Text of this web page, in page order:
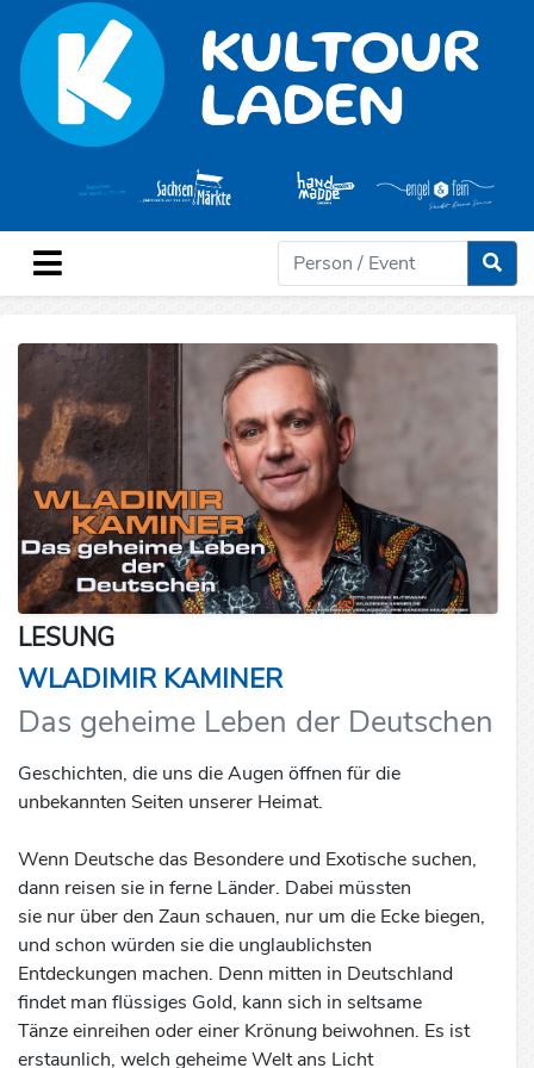
LESUNG
WLADIMIR KAMINER
Das geheime Leben der Deutschen
Geschichten, die uns die Augen öffnen für die
unbekannten Seiten unserer Heimat.
Wenn Deutsche das Besondere und Exotische suchen,
dann reisen sie in ferne Länder. Dabei müssten
sie nur über den Zaun schauen, nur um die Ecke biegen,
und schon würden sie die unglaublichsten
Entdeckungen machen. Denn mitten in Deutschland
findet man flüssiges Gold, kann sich in seltsame
Tänze einreihen oder einer Krönung beiwohnen. Es ist
erstaunlich, welch geheime Welt ans Licht